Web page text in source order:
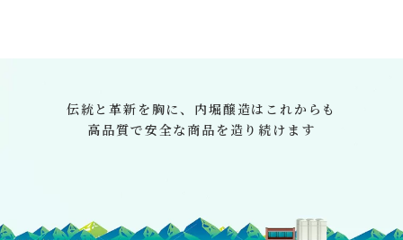
伝統と革新を胸に、 内堀醸造はこれからも
高品質で安全な商品を造り続けます